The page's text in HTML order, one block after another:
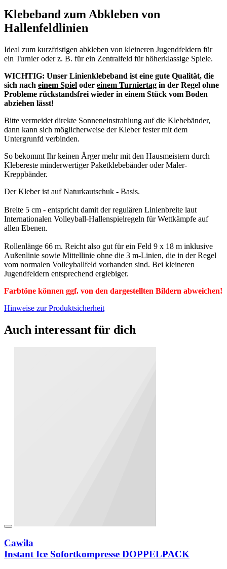
Klebeband zum Abkleben von
Hallenfeldlinien
Ideal zum kurzfristigen abkleben von kleineren Jugendfeldern für
ein Turnier oder z. B. für ein Zentralfeld für höherklassige Spiele.
WICHTIG: Unser Linienklebeband ist eine gute Qualität, die
sich nach einem Spiel oder einem Turniertag in der Regel ohne
Probleme rückstandsfrei wieder in einem Stück vom Boden
abziehen lässt!
Bitte vermeidet direkte Sonneneinstrahlung auf die Klebebänder,
dann kann sich möglicherweise der Kleber fester mit dem
Untergrunfd verbinden.
So bekommt Ihr keinen Ärger mehr mit den Hausmeistern durch
Klebereste minderwertiger Paketklebebänder oder Maler-
Kreppbänder.
Der Kleber ist auf Naturkautschuk - Basis.
Breite 5 cm - entspricht damit der regulären Linienbreite laut
Internationalen Volleyball-Hallenspielregeln für Wettkämpfe auf
allen Ebenen.
Rollenlänge 66 m. Reicht also gut für ein Feld 9 x 18 m inklusive
Außenlinie sowie Mittellinie ohne die 3 m-Linien, die in der Regel
vom normalen Volleyballfeld vorhanden sind. Bei kleineren
Jugendfeldern entsprechend ergiebiger.
Farbtöne können ggf. von den dargestellten Bildern abweichen!
Hinweise zur Produktsicherheit
Auch interessant für dich
Cawila
Instant Ice Sofortkompresse DOPPELPACK